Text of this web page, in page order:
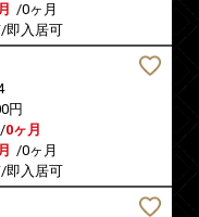
/0ヶ月
即入居可
円
/0ヶ月
/0ヶ月
即入居可